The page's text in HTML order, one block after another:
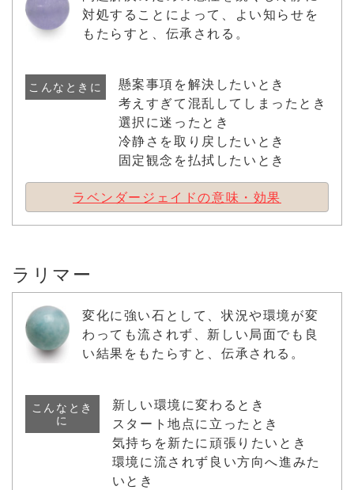
対処することによって、よい知らせを
もたらすと、伝承される。
こんなときに
懸案事項を解決したいとき
考えすぎて混乱してしまったとき
選択に迷ったとき
冷静さを取り戻したいとき
固定観念を払拭したいとき
ラベンダージェイドの意味・効果
ラリマー
変化に強い石として、状況や環境が変
わっても流されず、新しい局面でも良
い結果をもたらすと、伝承される。
こんなとき
に
新しい環境に変わるとき
スタート地点に立ったとき
気持ちを新たに頑張りたいとき
環境に流されず良い方向へ進みた
いとき